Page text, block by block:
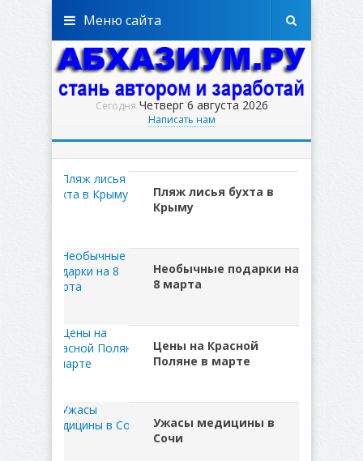
Сегодня Четверг 6 августа 2026
Написать нам
Меню сайта
Пляж лисья бухта в
Крыму
Необычные подарки на
8 марта
Цены на Красной
Поляне в марте
Ужасы медицины в
Сочи